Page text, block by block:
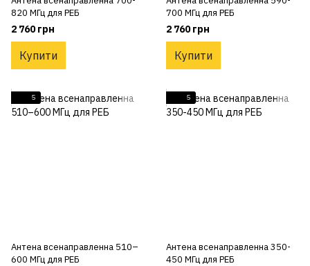
820 МГц для РЕБ
2 760 грн
Купити
700 МГц для РЕБ
2 760 грн
Купити
5
Антена всенаправленна 510–
600 МГц для РЕБ
5
Антена всенаправленна 350-
450 МГц для РЕБ